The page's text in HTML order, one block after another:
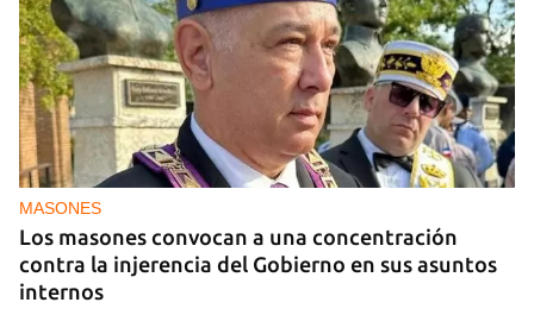
MASONES
Los masones convocan a una concentración
contra la injerencia del Gobierno en sus asuntos
internos